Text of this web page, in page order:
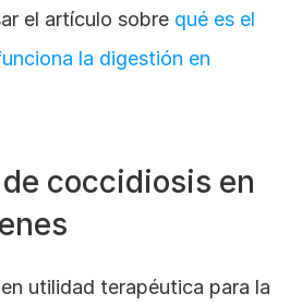
el artículo sobre qué es el
la digestión en
coccidiosis en
utilidad terapéutica para la